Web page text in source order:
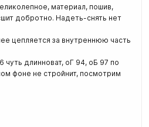
материал, пошив,
добротно. Надеть-снять нет
цепляется за внутреннюю часть
чуть длинноват, оГ 94, оБ 97 по
фоне не стройнит, посмотрим